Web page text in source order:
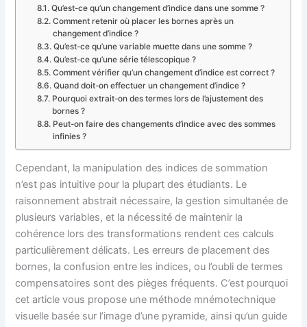
Qu’est-ce qu’un changement d’indice dans une somme ?
Comment retenir où placer les bornes après un
changement d’indice ?
Qu’est-ce qu’une variable muette dans une somme ?
Qu’est-ce qu’une série télescopique ?
Comment vérifier qu’un changement d’indice est correct ?
Quand doit-on effectuer un changement d’indice ?
Pourquoi extrait-on des termes lors de l’ajustement des
bornes ?
Peut-on faire des changements d’indice avec des sommes
infinies ?
Cependant, la manipulation des indices de sommation
n’est pas intuitive pour la plupart des étudiants. Le
raisonnement abstrait nécessaire, la gestion simultanée de
plusieurs variables, et la nécessité de maintenir la
cohérence lors des transformations rendent ces calculs
particulièrement délicats. Les erreurs de placement des
bornes, la confusion entre les indices, ou l’oubli de termes
compensatoires sont des pièges fréquents. C’est pourquoi
cet article vous propose une méthode mnémotechnique
visuelle basée sur l’image d’une pyramide, ainsi qu’un guide